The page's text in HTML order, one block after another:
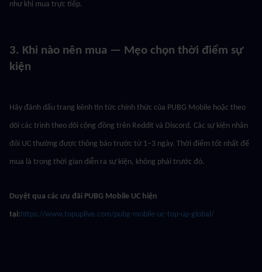
như khi mua trực tiếp.
3. Khi nào nên mua — Mẹo chọn thời điểm sự
kiện
Hãy đánh dấu trang kênh tin tức chính thức của PUBG Mobile hoặc theo
dõi các trình theo dõi cộng đồng trên Reddit và Discord. Các sự kiện nhân
đôi UC thường được thông báo trước từ 1–3 ngày. Thời điểm tốt nhất để
mua là trong thời gian diễn ra sự kiện, không phải trước đó.
Duyệt qua các ưu đãi PUBG Mobile UC hiện
tại: https://www.topuplive.com/pubg-mobile-uc-top-up-global/